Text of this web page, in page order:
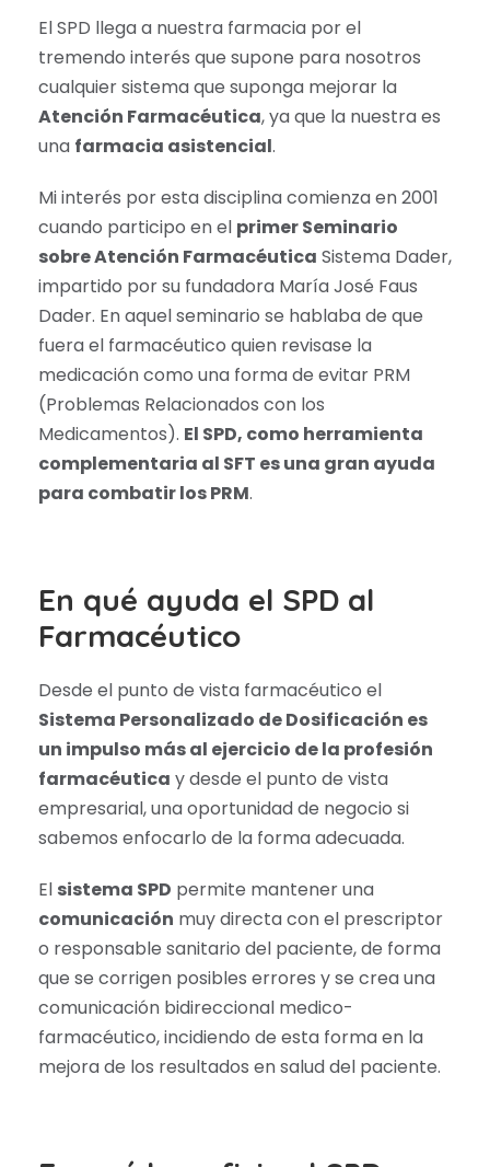
El SPD llega a nuestra farmacia por el
tremendo interés que supone para nosotros
cualquier sistema que suponga mejorar la
Atención Farmacéutica, ya que la nuestra es
una farmacia asistencial.
Mi interés por esta disciplina comienza en 2001
cuando participo en el primer Seminario
sobre Atención Farmacéutica Sistema Dader,
impartido por su fundadora María José Faus
Dader. En aquel seminario se hablaba de que
fuera el farmacéutico quien revisase la
medicación como una forma de evitar PRM
(Problemas Relacionados con los
Medicamentos). El SPD, como herramienta
complementaria al SFT es una gran ayuda
para combatir los PRM.
En qué ayuda el SPD al
Farmacéutico
Desde el punto de vista farmacéutico el
Sistema Personalizado de Dosificación es
un impulso más al ejercicio de la profesión
farmacéutica y desde el punto de vista
empresarial, una oportunidad de negocio si
sabemos enfocarlo de la forma adecuada.
El sistema SPD permite mantener una
comunicación muy directa con el prescriptor
o responsable sanitario del paciente, de forma
que se corrigen posibles errores y se crea una
comunicación bidireccional medico-
farmacéutico, incidiendo de esta forma en la
mejora de los resultados en salud del paciente.